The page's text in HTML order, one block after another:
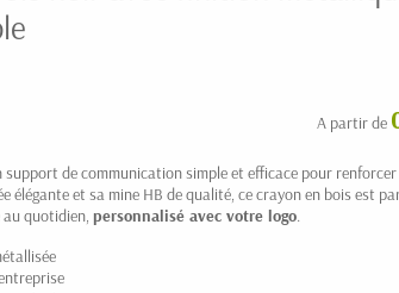
A partir de
support de communication simple et efficace pour
élégante et sa mine HB de qualité, ce crayon en bois est
quotidien, personnalisé avec votre logo.